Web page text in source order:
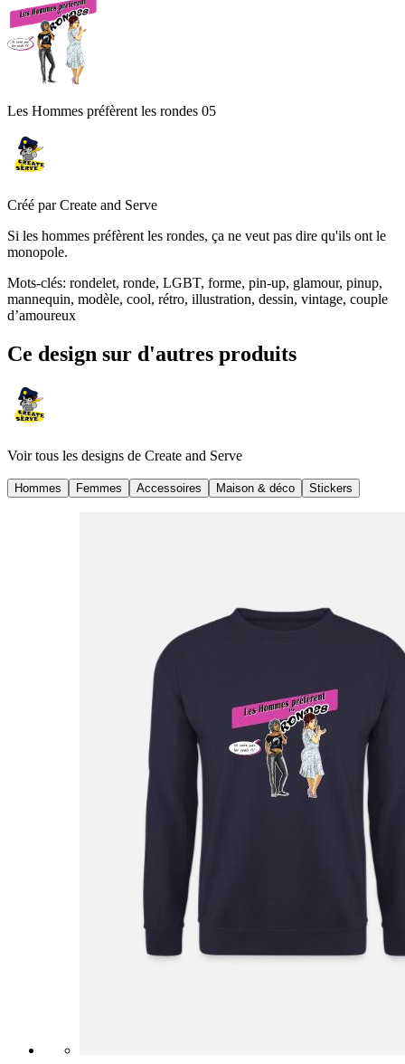
Les Hommes préfèrent les rondes 05
Créé par Create and Serve
Si les hommes préfèrent les rondes, ça ne veut pas dire qu'ils ont le
monopole.
Mots-clés: rondelet, ronde, LGBT, forme, pin-up, glamour, pinup,
mannequin, modèle, cool, rétro, illustration, dessin, vintage, couple
d’amoureux
Ce design sur d'autres produits
Voir tous les designs de Create and Serve
Hommes Femmes Accessoires Maison & déco Stickers